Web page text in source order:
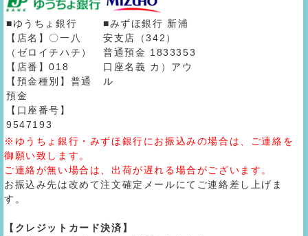
■ゆうちょ銀行
【店名】〇一八
（ゼロイチハチ）
【店番】018
【預金種別】普通
預金
【口座番号】
9547193
■みずほ銀行 新浦
安支店（342）
普通預金 1833353
口座名義 カ）アウ
ル
※ゆうちょ銀行・みずほ銀行にお振込みの場合は、ご連絡を
御願い致します。
ご連絡が無い場合は、出荷が遅れる場合がございます。
お振込み先は改めて注文確定メールにてご連絡差し上げま
す。
【クレジットカード決済】